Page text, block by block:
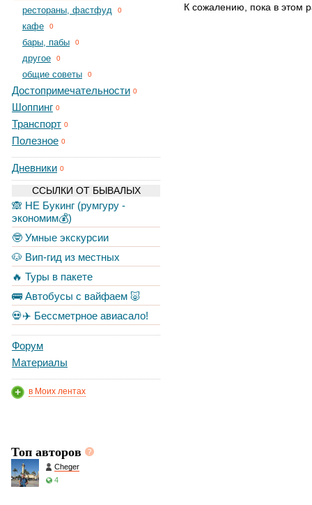
рестораны, фастфуд 0
кафе 0
бары, пабы 0
другое 0
общие советы 0
Достопримечательности 0
Шоппинг 0
Транспорт 0
Полезное 0
Дневники 0
ССЫЛКИ ОТ БЫВАЛЫХ
🙈 НЕ Букинг (румгуру -
экономим💰)
🤓 Умные экскурсии
🐶 Вип-гид из местных
🔥 Туры в пакете
🚌 Автобусы с вайфаем 🐷
💀✈️ Бессметрное авиасало!
Форум
Материалы
в Моих лентах
Топ авторов
Cheger
4
К сожалению, пока в этом